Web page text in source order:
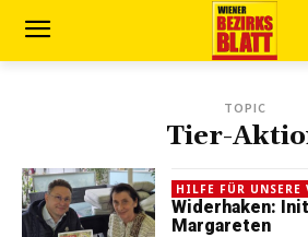
TOPIC
Tier-
HILFE FÜR UNSERE
Widerhaken:
Margareten